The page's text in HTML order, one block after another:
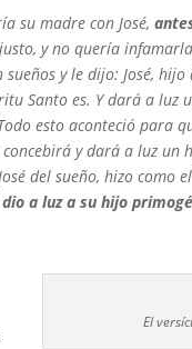
su madre con José,
y no quería
y le dijo: José,
Santo es. Y dará a luz
esto aconteció para
y dará a luz un
del sueño, hizo como
a luz a su hijo
El